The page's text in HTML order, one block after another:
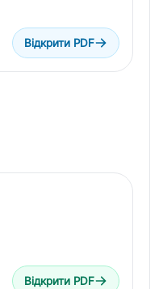
Відкрити PDF
Відкрити PDF